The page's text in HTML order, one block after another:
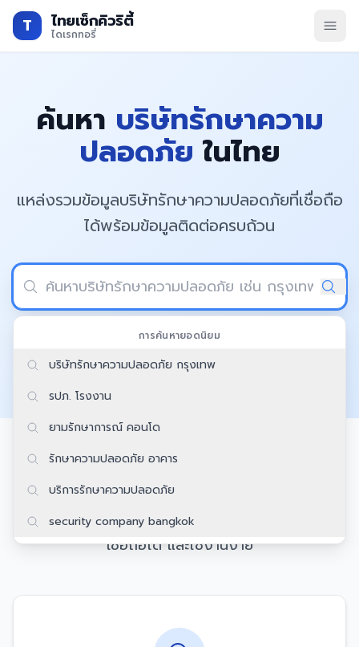
T ไทยเซ็กคิวริตี้
ไดเรกทอรี่
ค้นหา บริษัทรักษาความ
ปลอดภัยในไทย
แหล่งรวมข้อมูลบริษัทรักษาความปลอดภัยที่เชื่อถือ
ได้พร้อมข้อมูลติดต่อครบถ้วน
ค้นหา
การค้นหายอดนิยม
บริษัทรักษาความปลอดภัย กรุงเทพ
รปภ. โรงงาน
ยามรักษาการณ์ คอนโด
รักษาความปลอดภัย อาคาร
บริการรักษาความปลอดภัย
security company bangkok
รักษาความปลอดภัย กรุงเทพ
ยามรักษาการณ์ คอนโดรักษาความปลอดภัย อาคาร
ทำไมต้องเลือกเรา
เราให้บริการค้นหาบริษัทรักษาความปลอดภัยที่ครบถ้วน
เชื่อถือได้ และใช้งานง่าย